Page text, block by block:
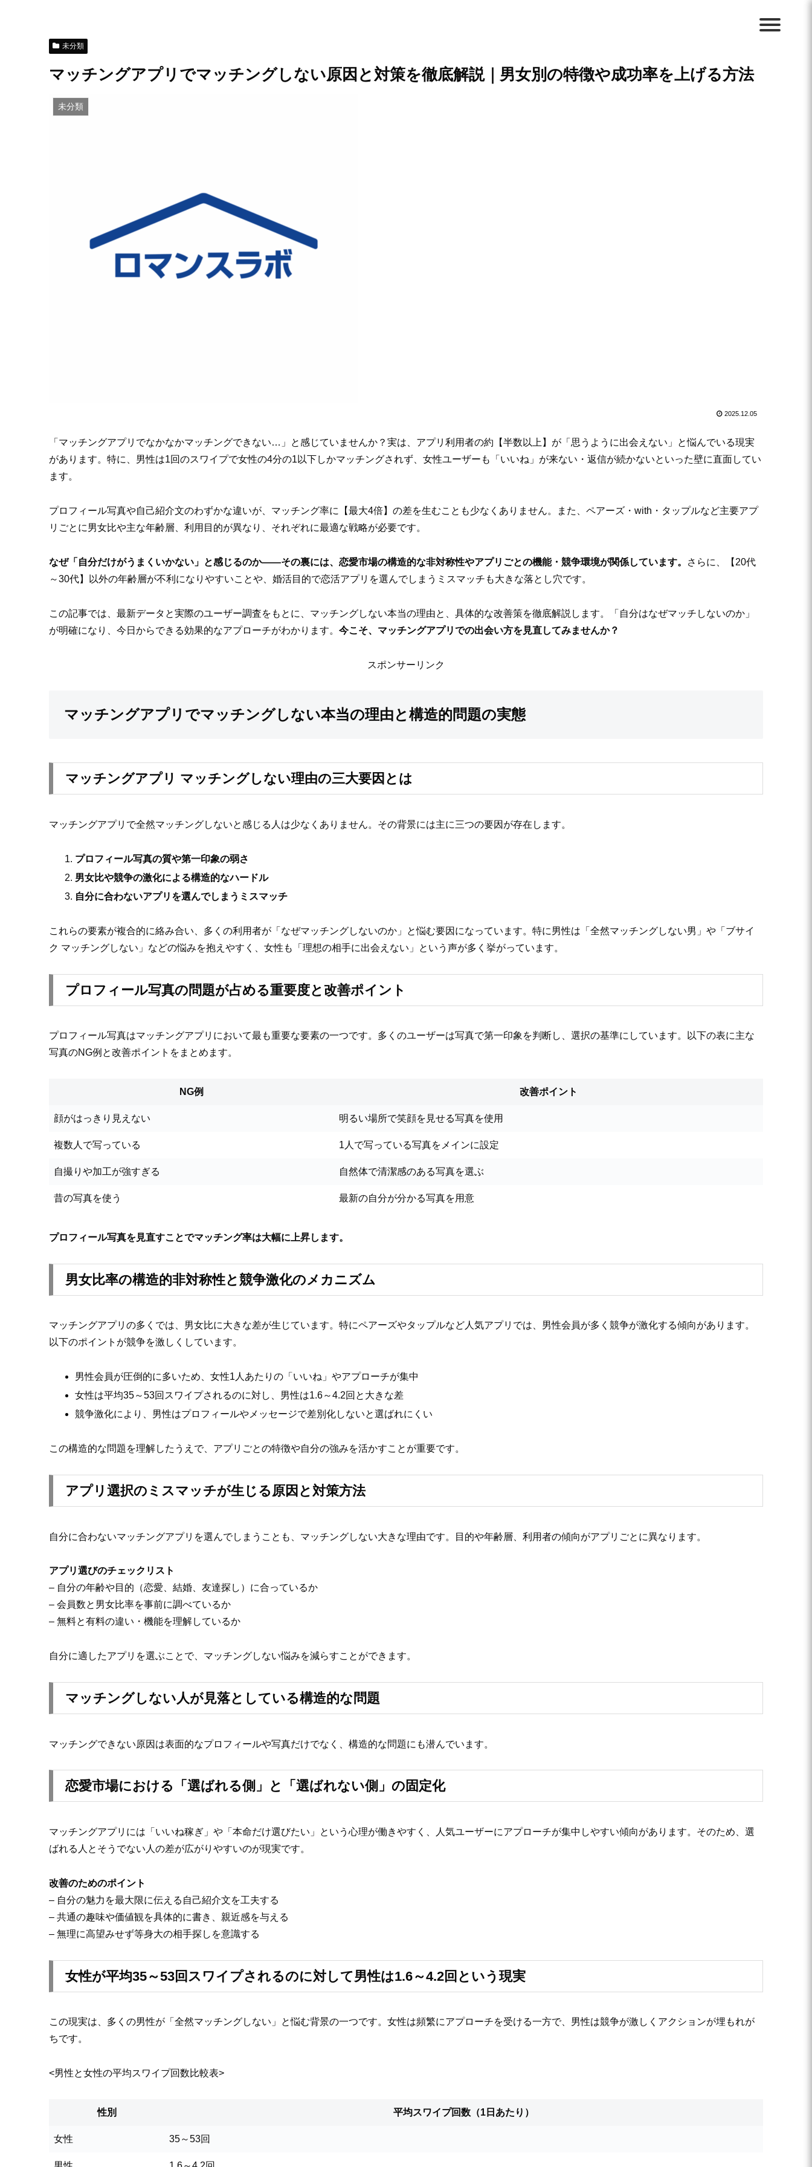
未分類
マッチングアプリでマッチングしない原因と対策を徹底解説｜男女別の特徴や成功率を上げる方法
未分類
2025.12.05
「マッチングアプリでなかなかマッチングできない…」と感じていませんか？実は、アプリ利用者の約【半数以上】が「思うように出会えない」と悩んでいる現実
があります。特に、男性は1回のスワイプで女性の4分の1以下しかマッチングされず、女性ユーザーも「いいね」が来ない・返信が続かないといった壁に直面してい
ます。
プロフィール写真や自己紹介文のわずかな違いが、マッチング率に【最大4倍】の差を生むことも少なくありません。また、ペアーズ・with・タップルなど主要アプ
リごとに男女比や主な年齢層、利用目的が異なり、それぞれに最適な戦略が必要です。
なぜ「自分だけがうまくいかない」と感じるのか――その裏には、恋愛市場の構造的な非対称性やアプリごとの機能・競争環境が関係しています。
さらに、【20代
～30代】以外の年齢層が不利になりやすいことや、婚活目的で恋活アプリを選んでしまうミスマッチも大きな落とし穴です。
この記事では、最新データと実際のユーザー調査をもとに、マッチングしない本当の理由と、具体的な改善策を徹底解説します。「自分はなぜマッチしないのか」
が明確になり、今日からできる効果的なアプローチがわかります。 今こそ、マッチングアプリでの出会い方を見直してみませんか？
スポンサーリンク
マッチングアプリでマッチングしない本当の理由と構造的問題の実態
マッチングアプリ マッチングしない理由の三大要因とは
マッチングアプリで全然マッチングしないと感じる人は少なくありません。その背景には主に三つの要因が存在します。
プロフィール写真の質や第一印象の弱さ
男女比や競争の激化による構造的なハードル
自分に合わないアプリを選んでしまうミスマッチ
これらの要素が複合的に絡み合い、多くの利用者が「なぜマッチングしないのか」と悩む要因になっています。特に男性は「全然マッチングしない男」や「ブサイ
ク マッチングしない」などの悩みを抱えやすく、女性も「理想の相手に出会えない」という声が多く挙がっています。
プロフィール写真の問題が占める重要度と改善ポイント
プロフィール写真はマッチングアプリにおいて最も重要な要素の一つです。多くのユーザーは写真で第一印象を判断し、選択の基準にしています。以下の表に主な
写真のNG例と改善ポイントをまとめます。
NG例 改善ポイント
顔がはっきり見えない 明るい場所で笑顔を見せる写真を使用
複数人で写っている 1人で写っている写真をメインに設定
自撮りや加工が強すぎる 自然体で清潔感のある写真を選ぶ
昔の写真を使う 最新の自分が分かる写真を用意
プロフィール写真を見直すことでマッチング率は大幅に上昇します。
男女比率の構造的非対称性と競争激化のメカニズム
マッチングアプリの多くでは、男女比に大きな差が生じています。特にペアーズやタップルなど人気アプリでは、男性会員が多く競争が激化する傾向があります。
以下のポイントが競争を激しくしています。
男性会員が圧倒的に多いため、女性1人あたりの「いいね」やアプローチが集中
女性は平均35～53回スワイプされるのに対し、男性は1.6～4.2回と大きな差
競争激化により、男性はプロフィールやメッセージで差別化しないと選ばれにくい
この構造的な問題を理解したうえで、アプリごとの特徴や自分の強みを活かすことが重要です。
アプリ選択のミスマッチが生じる原因と対策方法
自分に合わないマッチングアプリを選んでしまうことも、マッチングしない大きな理由です。目的や年齢層、利用者の傾向がアプリごとに異なります。
アプリ選びのチェックリスト
– 自分の年齢や目的（恋愛、結婚、友達探し）に合っているか
– 会員数と男女比率を事前に調べているか
– 無料と有料の違い・機能を理解しているか
自分に適したアプリを選ぶことで、マッチングしない悩みを減らすことができます。
マッチングしない人が見落としている構造的な問題
マッチングできない原因は表面的なプロフィールや写真だけでなく、構造的な問題にも潜んでいます。
恋愛市場における「選ばれる側」と「選ばれない側」の固定化
マッチングアプリには「いいね稼ぎ」や「本命だけ選びたい」という心理が働きやすく、人気ユーザーにアプローチが集中しやすい傾向があります。そのため、選
ばれる人とそうでない人の差が広がりやすいのが現実です。
改善のためのポイント
– 自分の魅力を最大限に伝える自己紹介文を工夫する
– 共通の趣味や価値観を具体的に書き、親近感を与える
– 無理に高望みせず等身大の相手探しを意識する
女性が平均35～53回スワイプされるのに対して男性は1.6～4.2回という現実
この現実は、多くの男性が「全然マッチングしない」と悩む背景の一つです。女性は頻繁にアプローチを受ける一方で、男性は競争が激しくアクションが埋もれが
ちです。
<男性と女性の平均スワイプ回数比較表>
性別 平均スワイプ回数（1日あたり）
女性 35～53回